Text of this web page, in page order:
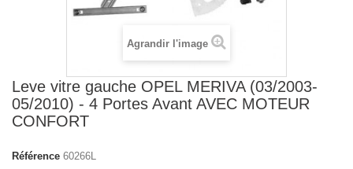
Agrandir l'image
Leve vitre gauche OPEL MERIVA (03/2003-
05/2010) - 4 Portes Avant AVEC MOTEUR
CONFORT
Référence 60266L